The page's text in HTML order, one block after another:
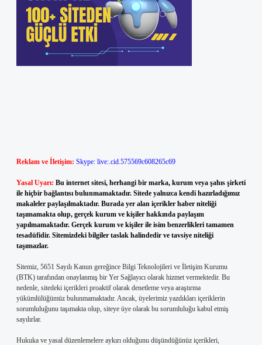
Reklam ve İletişim: Skype: live:.cid.575569c608265c69
Yasal Uyarı: Bu internet sitesi, herhangi bir marka, kurum veya şahıs şirketi
ile hiçbir bağlantısı bulunmamaktadır. Sitede yalnızca kendi hazırladığımız
makaleler paylaşılmaktadır. Burada yer alan içerikler haber niteliği
taşımamakta olup, gerçek kurum ve kişiler hakkında paylaşım
yapılmamaktadır. Gerçek kurum ve kişiler ile isim benzerlikleri tamamen
tesadüfidir. Sitemizdeki bilgiler taslak halindedir ve tavsiye niteliği
taşımazlar.
Sitemiz, 5651 Sayılı Kanun gereğince Bilgi Teknolojileri ve İletişim Kurumu
(BTK) tarafından onaylanmış bir Yer Sağlayıcı olarak hizmet vermektedir. Bu
nedenle, sitedeki içerikleri proaktif olarak denetleme veya araştırma
yükümlülüğümüz bulunmamaktadır. Ancak, üyelerimiz yazdıkları içeriklerin
sorumluluğunu taşımakta olup, siteye üye olarak bu sorumluluğu kabul etmiş
sayılırlar.
Hukuka ve yasal düzenlemelere aykırı olduğunu düşündüğünüz içerikleri,